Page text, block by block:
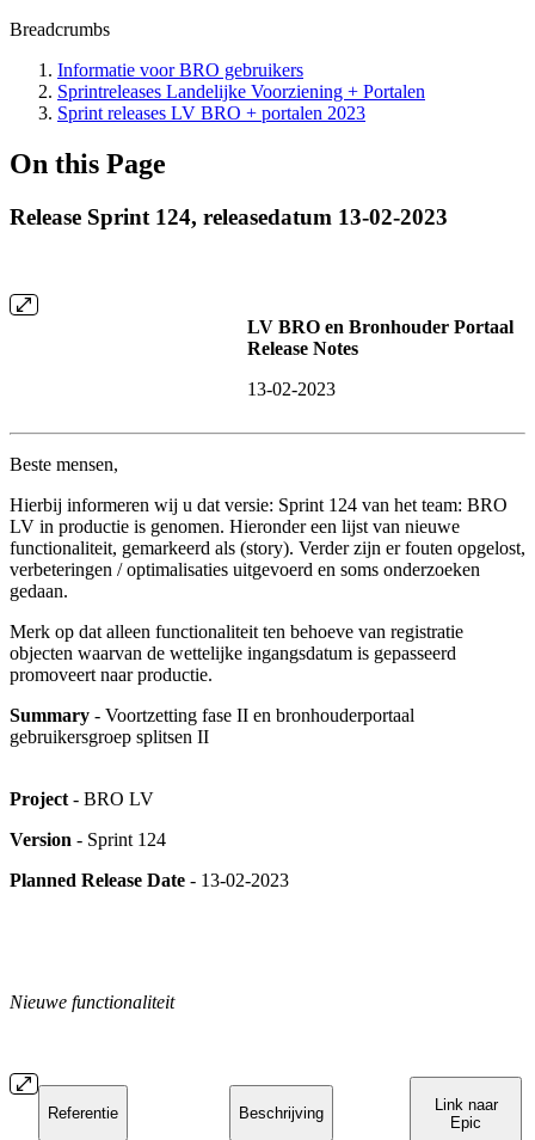
Breadcrumbs
Informatie voor BRO gebruikers
Sprintreleases Landelijke Voorziening + Portalen
Sprint releases LV BRO + portalen 2023
On this Page
Release Sprint 124, releasedatum 13-02-2023
LV BRO en Bronhouder Portaal
Release Notes
13-02-2023
Beste mensen,
Hierbij informeren wij u dat versie: Sprint 124 van het team: BRO
LV in productie is genomen. Hieronder een lijst van nieuwe
functionaliteit, gemarkeerd als (story). Verder zijn er fouten opgelost,
verbeteringen / optimalisaties uitgevoerd en soms onderzoeken
gedaan.
Merk op dat alleen functionaliteit ten behoeve van registratie
objecten waarvan de wettelijke ingangsdatum is gepasseerd
promoveert naar productie.
Summary - Voortzetting fase II en bronhouderportaal
gebruikersgroep splitsen II
Project - BRO LV
Version - Sprint 124
Planned Release Date - 13-02-2023
Nieuwe functionaliteit
Referentie Beschrijving
Link naar
Epic